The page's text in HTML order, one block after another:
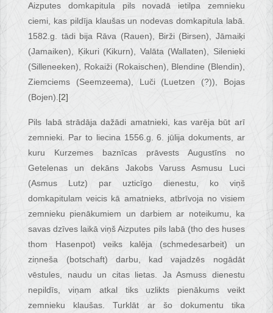
Aizputes domkapitula pils novadā ietilpa zemnieku
ciemi, kas pildīja klaušas un nodevas domkapitula labā.
1582.g. tādi bija Rāva (Rauen), Birži (Birsen), Jāmaiķi
(Jamaiken), Ķikuri (Kikurn), Valāta (Wallaten), Silenieki
(Silleneeken), Rokaiži (Rokaischen), Blendine (Blendin),
Ziemciems (Seemzeema), Luči (Luetzen (?)), Bojas
(Bojen).[2]
Pils labā strādāja dažādi amatnieki, kas varēja būt arī
zemnieki. Par to liecina 1556.g. 6. jūlija dokuments, ar
kuru Kurzemes baznīcas prāvests Augustīns no
Getelenas un dekāns Jakobs Varuss Asmusu Luci
(Asmus Lutz) par uzticīgo dienestu, ko viņš
domkapitulam veicis kā amatnieks, atbrīvoja no visiem
zemnieku pienākumiem un darbiem ar noteikumu, ka
savas dzīves laikā viņš Aizputes pils labā (tho des huses
thom Hasenpot) veiks kalēja (schmedesarbeit) un
ziņneša (botschaft) darbu, kad vajadzēs nogādāt
vēstules, naudu un citas lietas. Ja Asmuss dienestu
nepildīs, viņam atkal tiks uzlikts pienākums veikt
zemnieku klaušas. Turklāt ar šo dokumentu tika